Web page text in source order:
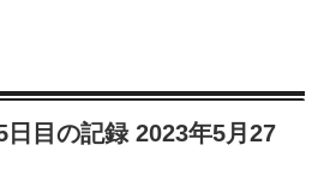
目の記録 2023年5月27